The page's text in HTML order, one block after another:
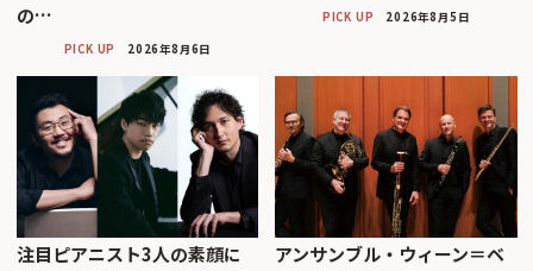
の…
PICK UP 2026年8月6日
PICK UP 2026年8月5日
注目ピアニスト3人の素顔に
アンサンブル・ウィーン＝ベ